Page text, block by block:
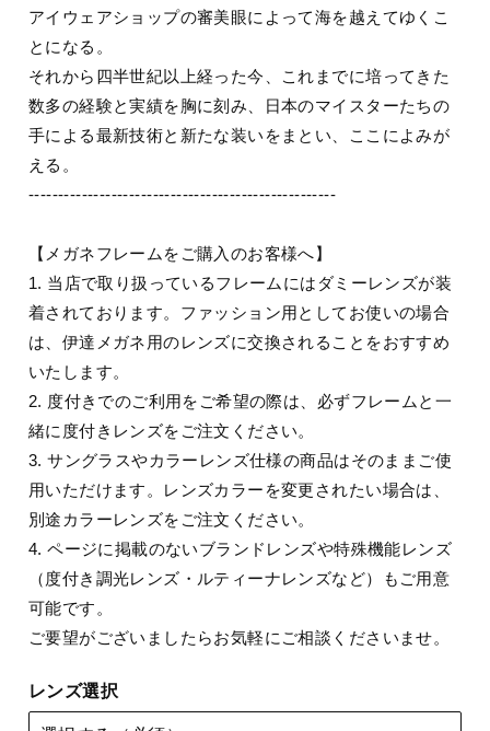
アイウェアショップの審美眼によって海を越えてゆくこ
とになる。
それから四半世紀以上経った今、これまでに培ってきた
数多の経験と実績を胸に刻み、日本のマイスターたちの
手による最新技術と新たな装いをまとい、ここによみが
える。
----------------------------------------------------
【メガネフレームをご購入のお客様へ】
1. 当店で取り扱っているフレームにはダミーレンズが装
着されております。ファッション用としてお使いの場合
は、伊達メガネ用のレンズに交換されることをおすすめ
いたします。
2. 度付きでのご利用をご希望の際は、必ずフレームと一
緒に度付きレンズをご注文ください。
3. サングラスやカラーレンズ仕様の商品はそのままご使
用いただけます。レンズカラーを変更されたい場合は、
別途カラーレンズをご注文ください。
4. ページに掲載のないブランドレンズや特殊機能レンズ
（度付き調光レンズ・ルティーナレンズなど）もご用意
可能です。
ご要望がございましたらお気軽にご相談くださいませ。
レンズ選択